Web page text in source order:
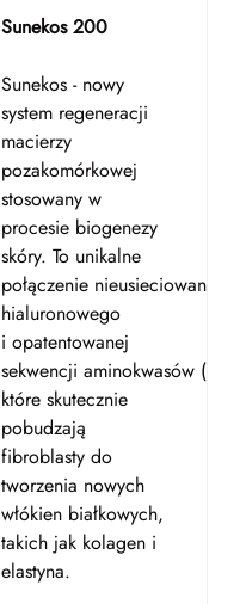
Sunekos 200
Sunekos - nowy
system regeneracji
macierzy
pozakomórkowej
stosowany w
procesie biogenezy
skóry. To unikalne
połączenie nieusieciowanego
hialuronowego
i opatentowanej
sekwencji aminokwasów
które skutecznie
pobudzają
fibroblasty do
tworzenia nowych
włókien białkowych,
takich jak kolagen i
elastyna.